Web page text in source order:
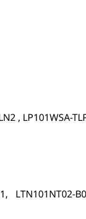
, LP101WSA-
LTN101NT02-